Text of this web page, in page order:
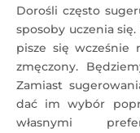
Dorośli często
sposoby uczenia
pisze się wcześnie
zmęczony.
Zamiast
dać im wybór
własnymi